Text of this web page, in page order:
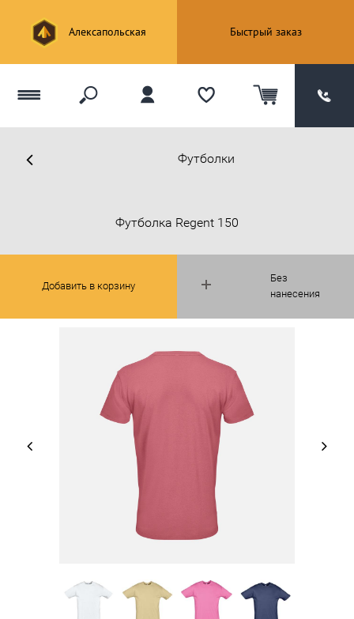
Алексапольская Быстрый заказ
Футболки
Без
нанесения
Футболка Regent 150
Добавить в корзину